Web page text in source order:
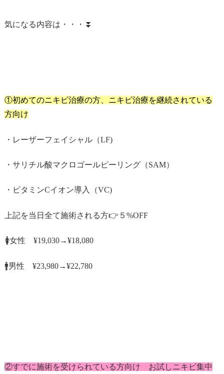
気になる内容は・・・⏬
①初めてのニキビ治療の方、ニキビ治療を継続されている
方向け
・レーザーフェイシャル（LF)
・サリチル酸マクロゴールピーリング（SAM）
・ビタミンCイオン導入（VC)
上記を当日全て施術される方👉５%OFF
🚺女性 ¥19,030→¥18,080
🚹男性 ¥23,980→¥22,780
②すでに施術を受けられている方向け お試しニキビ集中